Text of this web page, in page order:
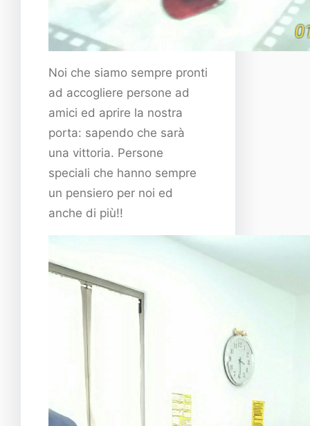
Noi che siamo sempre pronti
ad accogliere persone ad
amici ed aprire la nostra
porta: sapendo che sarà
una vittoria. Persone
speciali che hanno sempre
un pensiero per noi ed
anche di più!!